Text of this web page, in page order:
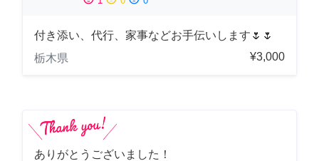
付き添い、代行、家事などお手伝いします🌷🌷
栃木県
¥3,000
ありがとうございました！